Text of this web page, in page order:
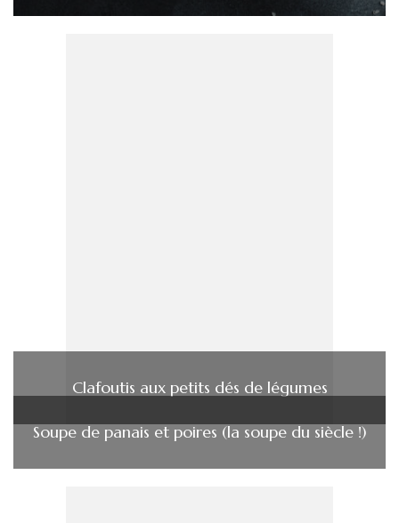
Clafoutis aux petits dés de légumes
Soupe de panais et poires (la soupe du siècle !)